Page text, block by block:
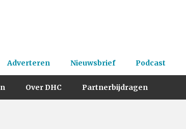
Adverteren Nieuwsbrief Podcast
Over DHC Partnerbijdragen